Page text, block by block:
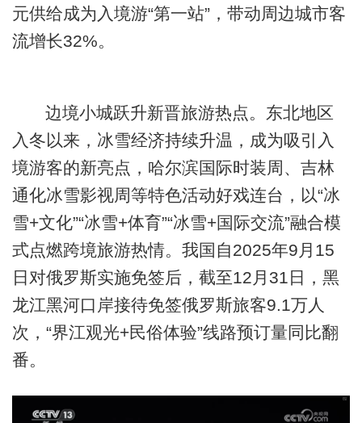
元供给成为入境游“第一站”，带动周边城市客
流增长32%。
边境小城跃升新晋旅游热点。东北地区
入冬以来，冰雪经济持续升温，成为吸引入
境游客的新亮点，哈尔滨国际时装周、吉林
通化冰雪影视周等特色活动好戏连台，以“冰
雪+文化”“冰雪+体育”“冰雪+国际交流”融合模
式点燃跨境旅游热情。我国自2025年9月15
日对俄罗斯实施免签后，截至12月31日，黑
龙江黑河口岸接待免签俄罗斯旅客9.1万人
次，“界江观光+民俗体验”线路预订量同比翻
番。